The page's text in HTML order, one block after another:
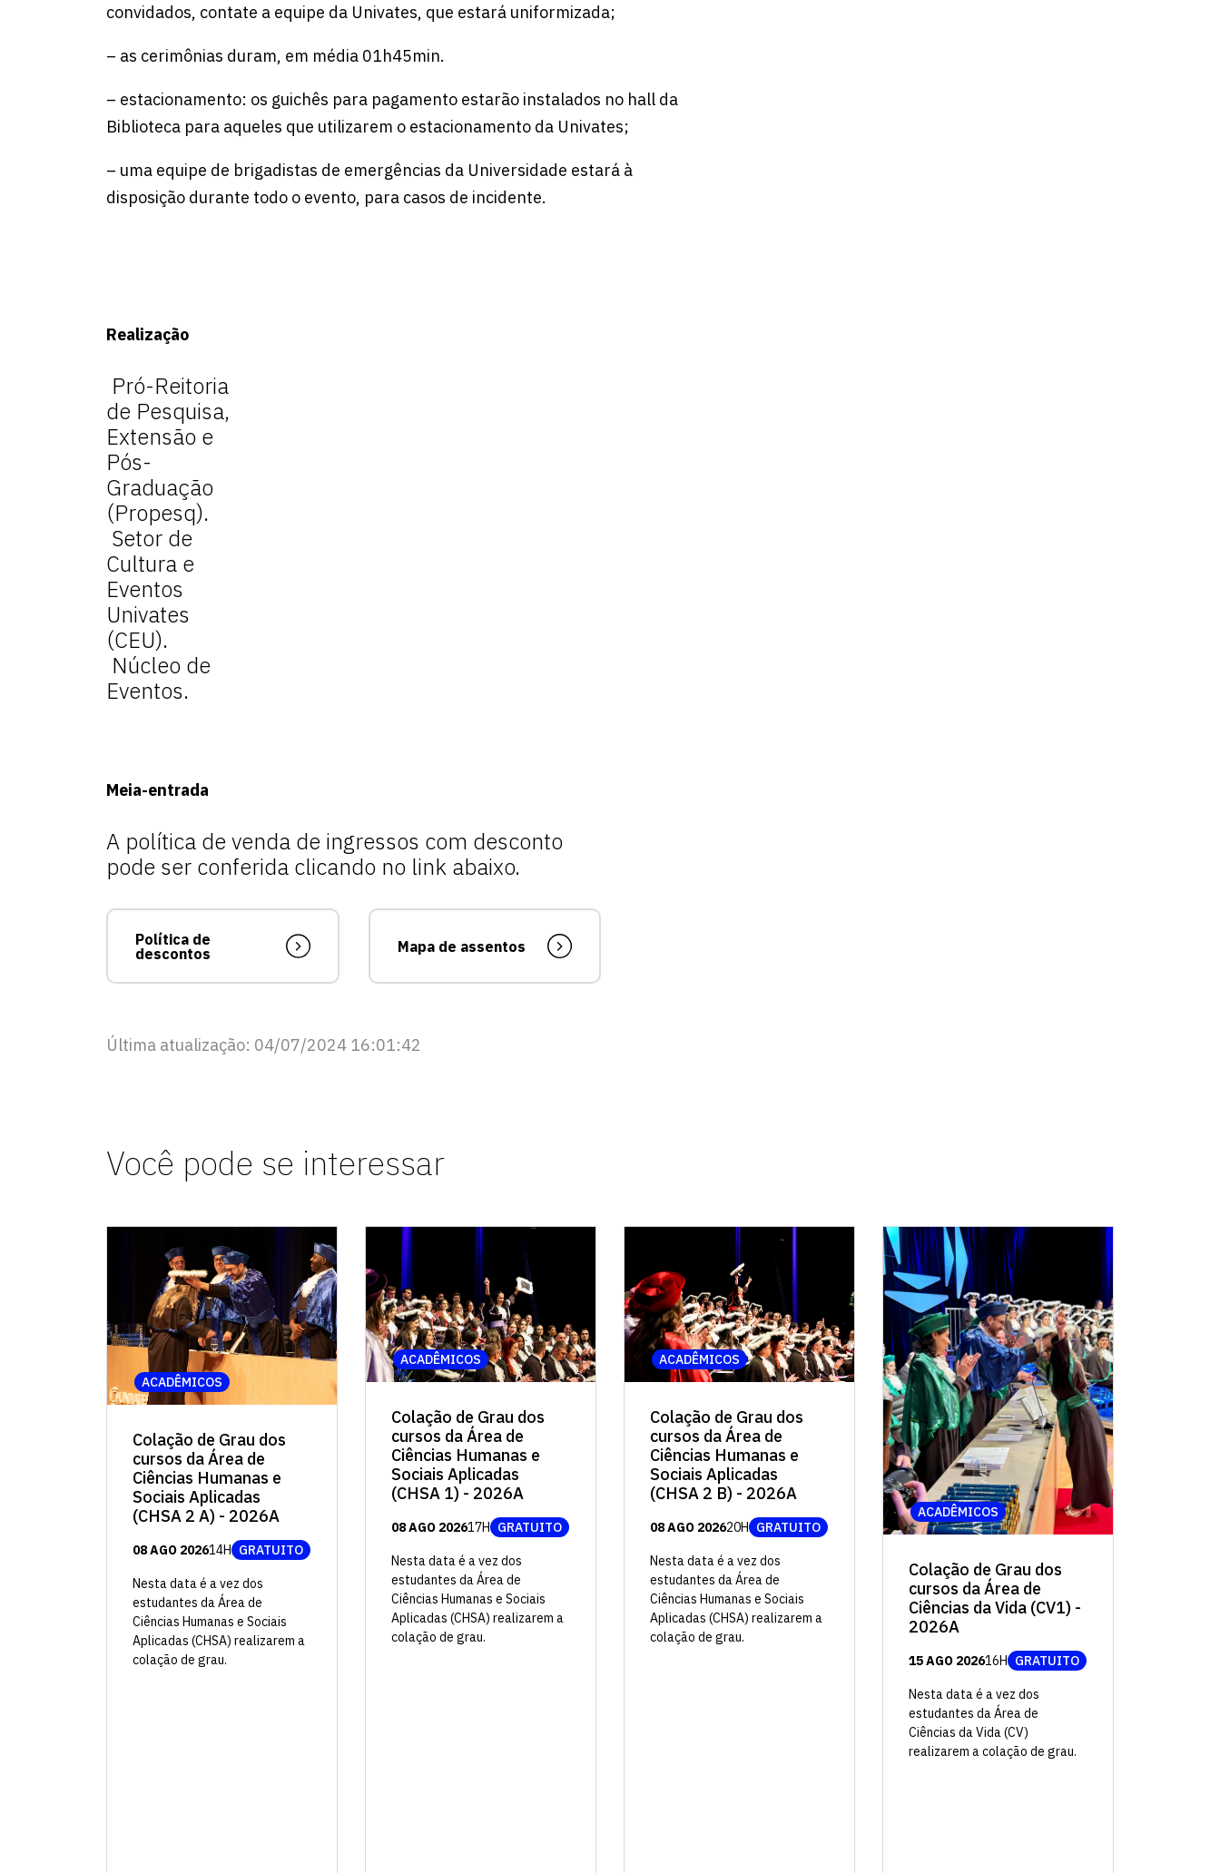
convidados, contate a equipe da Univates, que estará uniformizada;
– as cerimônias duram, em média 01h45min.
– estacionamento: os guichês para pagamento estarão instalados no hall da
Biblioteca para aqueles que utilizarem o estacionamento da Univates;
– uma equipe de brigadistas de emergências da Universidade estará à
disposição durante todo o evento, para casos de incidente.
Realização
Pró-Reitoria
de Pesquisa,
Extensão e
Pós-
Graduação
(Propesq).
Setor de
Cultura e
Eventos
Univates
(CEU).
Núcleo de
Eventos.
Meia-entrada
A política de venda de ingressos com desconto
pode ser conferida clicando no link abaixo.
Política de
descontos
Mapa de assentos
Última atualização: 04/07/2024 16:01:42
Você pode se interessar
ACADÊMICOS
Colação de Grau dos
cursos da Área de
Ciências Humanas e
Sociais Aplicadas
(CHSA 2 A) - 2026A
08 AGO 202614H GRATUITO
Nesta data é a vez dos
estudantes da Área de
Ciências Humanas e Sociais
Aplicadas (CHSA) realizarem a
colação de grau.
ACADÊMICOS
Colação de Grau dos
cursos da Área de
Ciências Humanas e
Sociais Aplicadas
(CHSA 1) - 2026A
08 AGO 202617H GRATUITO
Nesta data é a vez dos
estudantes da Área de
Ciências Humanas e Sociais
Aplicadas (CHSA) realizarem a
colação de grau.
ACADÊMICOS
Colação de Grau dos
cursos da Área de
Ciências Humanas e
Sociais Aplicadas
(CHSA 2 B) - 2026A
08 AGO 202620H GRATUITO
Nesta data é a vez dos
estudantes da Área de
Ciências Humanas e Sociais
Aplicadas (CHSA) realizarem a
colação de grau.
ACADÊMICOS
Colação de Grau dos
cursos da Área de
Ciências da Vida (CV1) -
2026A
15 AGO 202616H GRATUITO
Nesta data é a vez dos
estudantes da Área de
Ciências da Vida (CV)
realizarem a colação de grau.